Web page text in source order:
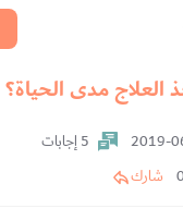
مدى الحياة؟
5 إجابات
0 شارك